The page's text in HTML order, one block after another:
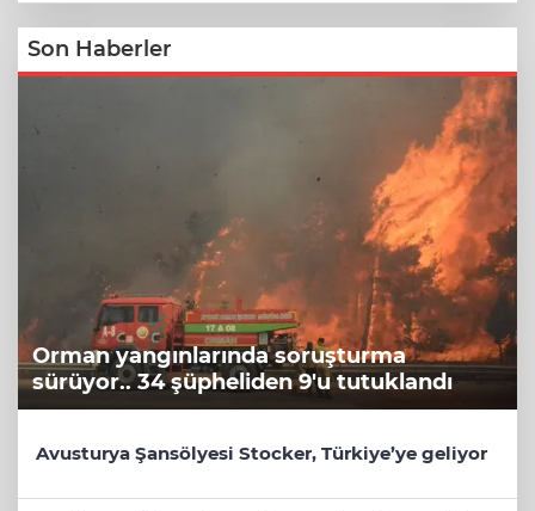
Son Haberler
Orman yangınlarında soruşturma
sürüyor.. 34 şüpheliden 9'u tutuklandı
Avusturya Şansölyesi Stocker, Türkiye’ye geliyor